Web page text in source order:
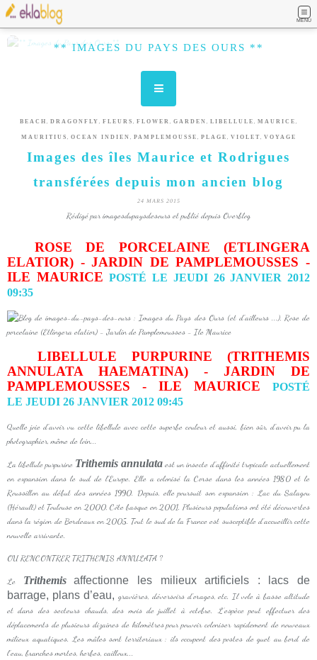
MENU
** IMAGES DU PAYS DES OURS **
BEACH , DRAGONFLY , FLEURS , FLOWER , GARDEN , LIBELLULE , MAURICE ,
MAURITIUS , OCEAN INDIEN , PAMPLEMOUSSE , PLAGE , VIOLET, VOYAGE
Images des îles Maurice et Rodrigues
transférées depuis mon ancien blog
24 MARS 2015
Rédigé par imagesdupaysdesours et publié depuis Overblog
ROSE DE PORCELAINE (ETLINGERA
ELATIOR) - JARDIN DE PAMPLEMOUSSES -
ILE MAURICEPOSTÉ LE JEUDI 26 JANVIER 2012
09:35
LIBELLULE PURPURINE (TRITHEMIS
ANNULATA HAEMATINA) - JARDIN DE
PAMPLEMOUSSES - ILE MAURICE
POSTÉ
LE JEUDI 26 JANVIER 2012 09:45
Quelle joie d'avoir vu cette libellule avec cette superbe couleur et aussi, bien sûr, d'avoir pu la
photographier, même de loin...
La libellule purpurine Trithemis annulata est un insecte d’affinité tropicale actuellement
en expansion dans le sud de l’Europe. Elle a colonisé la Corse dans les années 1980 et le
Roussillon au début des années 1990. Depuis, elle poursuit son expansion : Lac du Salagou
(Hérault) et Toulouse en 2000, Côte basque en 2001. Plusieurs populations ont été découvertes
dans la région de Bordeaux en 2005. Tout le sud de la France est susceptible d’accueillir cette
nouvelle arrivante.
OU RENCONTRER TRITHEMIS ANNULATA ?
Le Trithemis
affectionne les milieux artificiels : lacs de
barrage, plans d’eau, gravières, déversoirs d’orages, etc. Il vole à basse altitude
et dans des secteurs chauds, des mois de juillet à octobre. L’espèce peut effectuer des
déplacements de plusieurs dizaines de kilomètres pour pouvoir coloniser rapidement de nouveaux
milieux aquatiques. Les mâles sont territoriaux : ils occupent des postes de guet au bord de
l’eau, branches mortes, herbes, cailloux...